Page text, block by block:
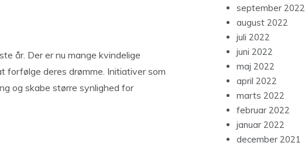
år. Der er nu mange kvindelige
forfølge deres drømme. Initiativer som
og skabe større synlighed for
september 2022
august 2022
juli 2022
juni 2022
maj 2022
april 2022
marts 2022
februar 2022
januar 2022
december 2021